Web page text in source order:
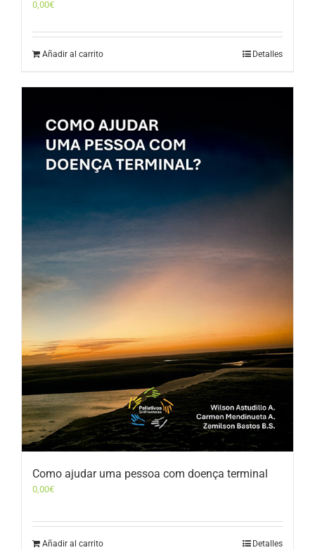
0,00€
Añadir al carrito Detalles
Como ajudar uma pessoa com doença terminal
0,00€
Añadir al carrito Detalles